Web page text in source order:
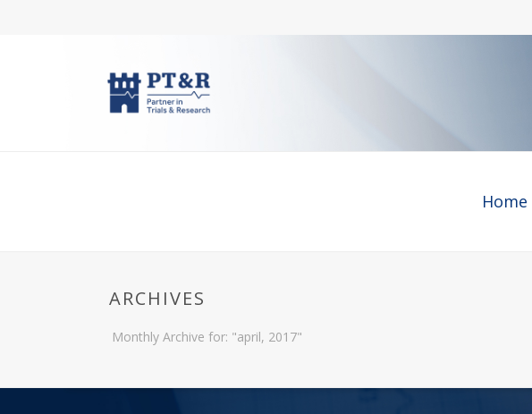
Home
ARCHIVES
Monthly Archive for: "april, 2017"